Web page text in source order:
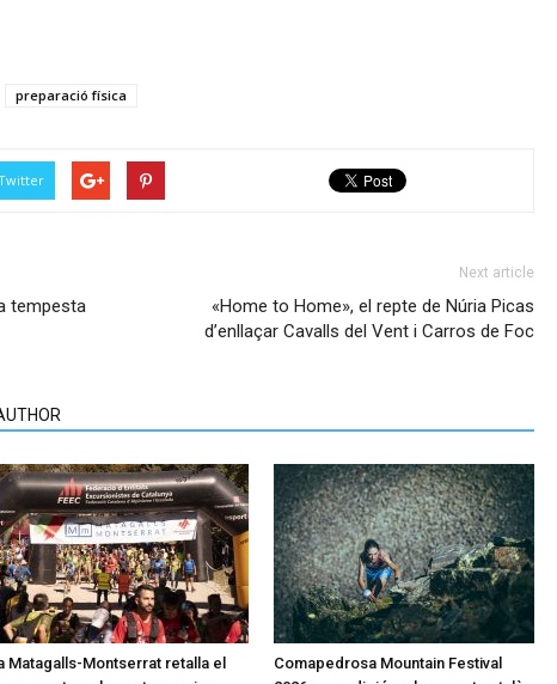
preparació física
tempesta
Next article
«Home to Home», el repte de Núria Picas
d’enllaçar Cavalls del Vent i Carros de Foc
Matagalls-Montserrat retalla el
Comapedrosa Mountain Festival